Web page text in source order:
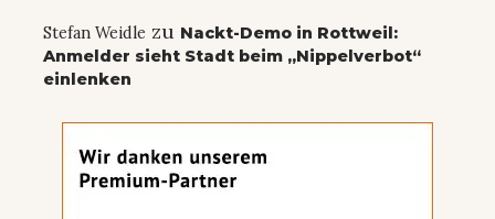
Stefan Weidle zu Nackt-Demo in Rottweil:
Anmelder sieht Stadt beim „Nippelverbot“
einlenken